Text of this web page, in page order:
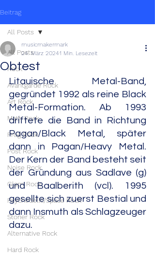
Beitrag
All Posts
Rock
Avantgarde Rock
Art Rock
Math Rock
Prog Rock
Post Rock
Noise Rock
Glam Rock
Psychedelic/Space Rock
Stoner Rock
Alternative Rock
Hard Rock
All Posts
Obtest
musicmakermark
24. März 20241 Min. Lesezeit
Litauische Metal-Band,
gegründet 1992 als reine Black
Metal-Formation. Ab 1993
driftete die Band in Richtung
Pagan/Black Metal, später
dann in Pagan/Heavy Metal.
Der Kern der Band besteht seit
der Gründung aus Sadlave (g)
und Baalberith (vcl). 1995
gesellte sich zuerst Bestial und
dann Insmuth als Schlagzeuger
dazu.